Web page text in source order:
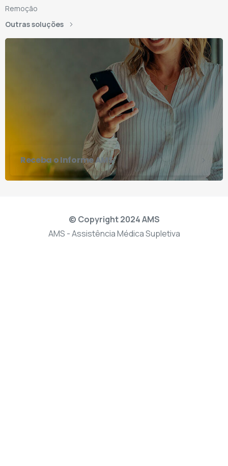
Remoção
Outras soluções
Receba o Informe AMS
© Copyright 2024 AMS
AMS - Assistência Médica Supletiva